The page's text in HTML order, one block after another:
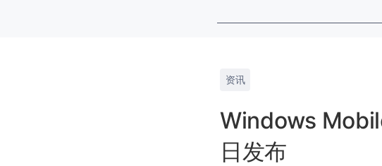
资讯
Windows
日发布